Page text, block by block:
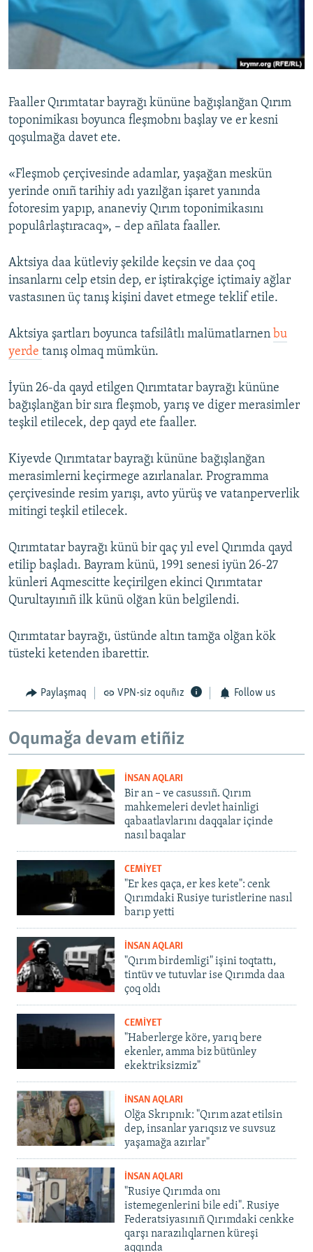
Русский
Faaller Qırımtatar bayrağı kününe bağışlanğan Qırım
toponimikası boyunca fleşmobnı başlay ve er kesni
qoşulmağa davet ete.
«Fleşmob çerçivesinde adamlar, yaşağan meskün
yerinde onıñ tarihiy adı yazılğan işaret yanında
fotoresim yapıp, ananeviy Qırım toponimikasını
populârlaştıracaq», – dep añlata faaller.
Aktsiya daa kütleviy şekilde keçsin ve daa çoq
insanlarnı celp etsin dep, er iştirakçige içtimaiy ağlar
vastasınen üç tanış kişini davet etmege teklif etile.
Aktsiya şartları boyunca tafsilâtlı malümatlarnen bu
yerde tanış olmaq mümkün.
İyün 26-da qayd etilgen Qırımtatar bayrağı kününe
bağışlanğan bir sıra fleşmob, yarış ve diger merasimler
teşkil etilecek, dep qayd ete faaller.
Kiyevde Qırımtatar bayrağı kününe bağışlanğan
merasimlerni keçirmege azırlanalar. Programma
çerçivesinde resim yarışı, avto yürüş ve vatanperverlik
mitingi teşkil etilecek.
Qırımtatar bayrağı künü bir qaç yıl evel Qırımda qayd
etilip başladı. Bayram künü, 1991 senesi iyün 26-27
künleri Aqmescitte keçirilgen ekinci Qırımtatar
Qurultayınıñ ilk künü olğan kün belgilendi.
Qırımtatar bayrağı, üstünde altın tamğa olğan kök
tüsteki ketenden ibarettir.
Paylaşmaq VPN-siz oquñız Follow us
Oqumağa devam etiñiz
İNSAN AQLARI
Bir an – ve casussıñ. Qırım
mahkemeleri devlet hainligi
qabaatlavlarını daqqalar içinde
nasıl baqalar
CEMİYET
"Er kes qaça, er kes kete": cenk
Qırımdaki Rusiye turistlerine nasıl
barıp yetti
İNSAN AQLARI
"Qırım birdemligi" işini toqtattı,
tintüv ve tutuvlar ise Qırımda daa
çoq oldı
CEMİYET
"Haberlerge köre, yarıq bere
ekenler, amma biz bütünley
ekektriksizmiz"
İNSAN AQLARI
Olğa Skrıpnık: "Qırım azat etilsin
dep, insanlar yarıqsız ve suvsuz
yaşamağa azırlar"
İNSAN AQLARI
"Rusiye Qırımda onı
istemegenlerini bile edi". Rusiye
Federatsiyasınıñ Qırımdaki cenkke
qarşı narazılıqlarnen küreşi
aqqında